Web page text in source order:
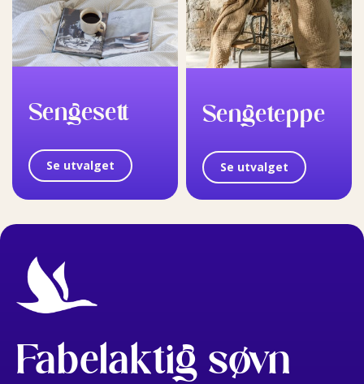
Sengesett
Se utvalget
Sengeteppe
Se utvalget
Fabelaktig søvn